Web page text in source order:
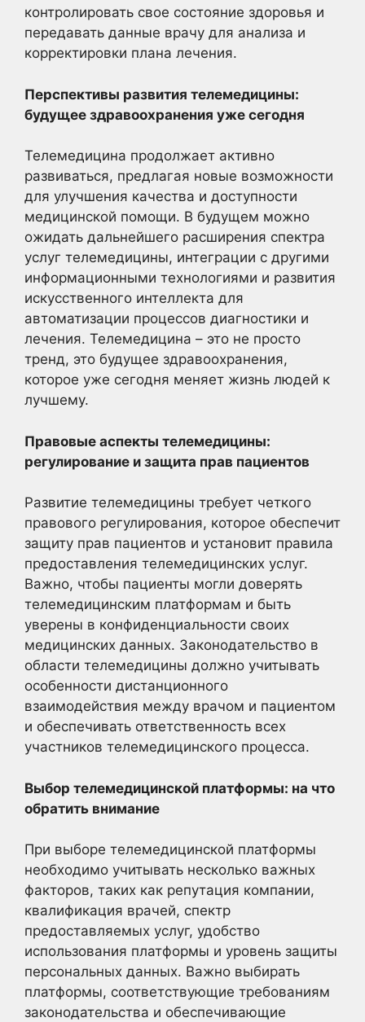
контролировать свое состояние здоровья и
передавать данные врачу для анализа и
корректировки плана лечения.
Перспективы развития телемедицины:
будущее здравоохранения уже сегодня
Телемедицина продолжает активно
развиваться, предлагая новые возможности
для улучшения качества и доступности
медицинской помощи. В будущем можно
ожидать дальнейшего расширения спектра
услуг телемедицины, интеграции с другими
информационными технологиями и развития
искусственного интеллекта для
автоматизации процессов диагностики и
лечения. Телемедицина – это не просто
тренд, это будущее здравоохранения,
которое уже сегодня меняет жизнь людей к
лучшему.
Правовые аспекты телемедицины:
регулирование и защита прав пациентов
Развитие телемедицины требует четкого
правового регулирования, которое обеспечит
защиту прав пациентов и установит правила
предоставления телемедицинских услуг.
Важно, чтобы пациенты могли доверять
телемедицинским платформам и быть
уверены в конфиденциальности своих
медицинских данных. Законодательство в
области телемедицины должно учитывать
особенности дистанционного
взаимодействия между врачом и пациентом
и обеспечивать ответственность всех
участников телемедицинского процесса.
Выбор телемедицинской платформы: на что
обратить внимание
При выборе телемедицинской платформы
необходимо учитывать несколько важных
факторов, таких как репутация компании,
квалификация врачей, спектр
предоставляемых услуг, удобство
использования платформы и уровень защиты
персональных данных. Важно выбирать
платформы, соответствующие требованиям
законодательства и обеспечивающие